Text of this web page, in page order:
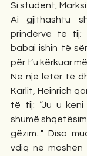
Si student,
Ai gjithashtu
prindërve të tij;
babai ishin të
për t’u kërkuar
Në një letër të
Karlit, Heinrich
të tij: “Ju u keni
shumë
gëzim..." Disa
vdiq në moshën